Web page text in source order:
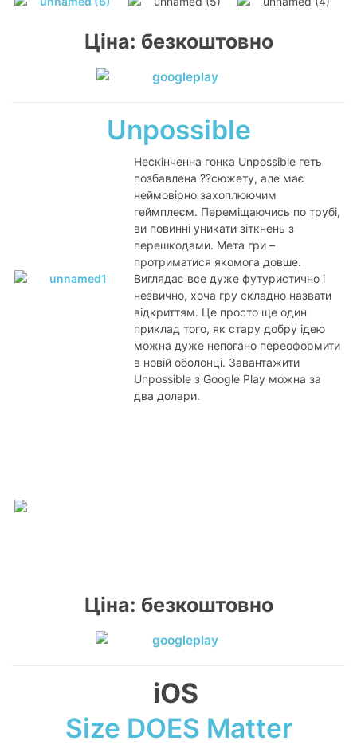
Ціна: безкоштовно
Unpossible
Нескінченна гонка Unpossible геть
позбавлена ??сюжету, але має
неймовірно захоплюючим
геймплеєм. Переміщаючись по трубі,
ви повинні уникати зіткнень з
перешкодами. Мета гри –
протриматися якомога довше.
Виглядає все дуже футуристично і
незвично, хоча гру складно назвати
відкриттям. Це просто ще один
приклад того, як стару добру ідею
можна дуже непогано переоформити
в новій оболонці. Завантажити
Unpossible з Google Play можна за
два долари.
Ціна: безкоштовно
iOS
Size DOES Matter